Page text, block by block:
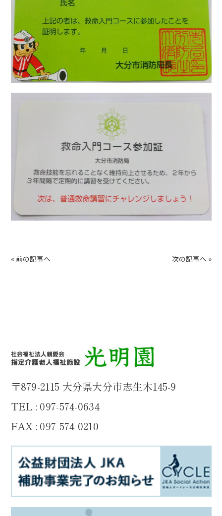
« 前の記事へ 次の記事へ »
〒879-2115 大分県大分市志生木145-9
TEL : 097-574-0634
FAX : 097-574-0210